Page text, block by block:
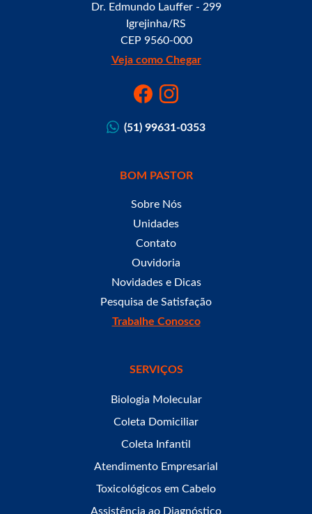
Dr. Edmundo Lauffer - 299
Igrejinha/RS
CEP 9560-000
Veja como Chegar
(51) 99631-0353
BOM PASTOR
Sobre Nós
Unidades
Contato
Ouvidoria
Novidades e Dicas
Pesquisa de Satisfação
Trabalhe Conosco
SERVIÇOS
Biologia Molecular
Coleta Domiciliar
Coleta Infantil
Atendimento Empresarial
Toxicológicos em Cabelo
Assistência ao Diagnóstico